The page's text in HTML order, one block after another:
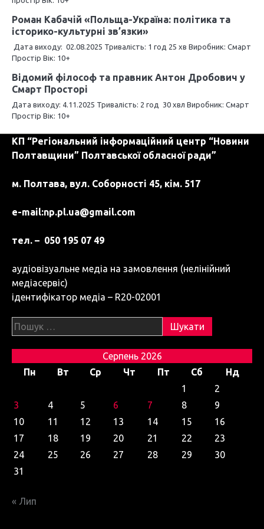
і
я
з
п
и
с
і
Роман Кабачій «Польща-Україна: політика та
історико-культурні зв’язки»
Дата виходу: 02.08.2025 Тривалість: 1 год 25 хв Виробник: Смарт
Простір Вік: 10+
Відомий філософ та правник Антон Дробович у
Смарт Просторі
Дата виходу: 4.11.2025 Тривалість: 2 год 30 хвл Виробник: Смарт
Простір Вік: 10+
КП “Регіональний інформаційний центр “Новини
Полтавщини” Полтавської обласної ради”
м. Полтава, вул. Соборності 45, кім. 517
e-mail:np.pl.ua@gmail.com
тел. – 050 195 07 49
аудіовізуальне медіа на замовлення (нелінійний
медіасервіс)
ідентифікатор медіа – R20-02001
Пошук:
Серпень 2026
Пн
Вт Ср Чт Пт Сб
Нд
1
2
3
4 5 6 7 8
9
10
11 12 13 14 15
16
17
18 19 20 21 22
23
24
25 26 27 28 29
30
31
« Лип